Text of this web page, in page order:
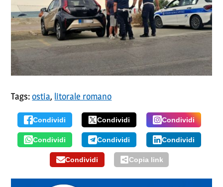
Tags:ostia, litorale romano
Condividi Condividi Condividi
Condividi Condividi Condividi
Condividi Copia link